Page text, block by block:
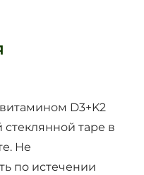
D3+K2
стеклянной таре в
Не
по истечении